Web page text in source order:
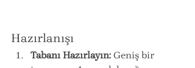
Hazırlanışı
Tabanı Hazırlayın: Geniş bir